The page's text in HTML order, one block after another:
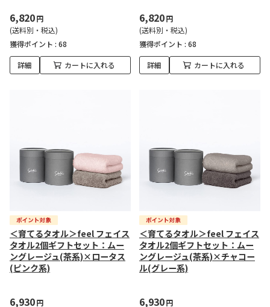
6,820円
(送料別・税込)
獲得ポイント : 68
詳細 カートに入れる
6,820円
(送料別・税込)
獲得ポイント : 68
詳細 カートに入れる
＜育てるタオル＞feel フェイス
タオル2個ギフトセット：ムー
ングレージュ(茶系)×ロータス
(ピンク系)
6,930円
＜育てるタオル＞feel フェイス
タオル2個ギフトセット：ムー
ングレージュ(茶系)×チャコー
ル(グレー系)
6,930円